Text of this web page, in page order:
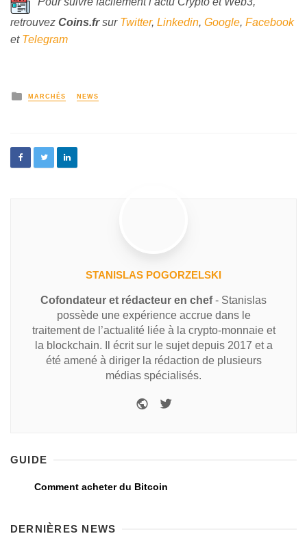
retrouvez Coins.frsur Twitter, Linkedin, Google, Facebook
et Telegram
MARCHÉS NEWS
STANISLAS POGORZELSKI
Cofondateur et rédacteur en chef- Stanislas
possède une expérience accrue dans le
traitement de l’actualité liée à la crypto-monnaie et
la blockchain. Il écrit sur le sujet depuis 2017 et a
été amené à diriger la rédaction de plusieurs
médias spécialisés.
GUIDE
Comment acheter du Bitcoin
DERNIÈRES NEWS